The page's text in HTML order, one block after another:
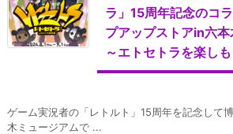
ラ」15周年記念のコ
プアップストアin六
～エトセトラを楽しも
ゲーム実況者の「レトルト」15周年を記念して
木ミュージアムで ...